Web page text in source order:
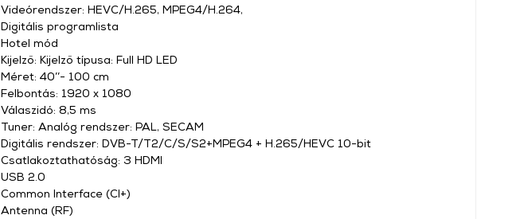
Videórendszer: HEVC/H.265, MPEG4/H.264,
Digitális programlista
Hotel mód
Kijelző: Kijelző típusa: Full HD LED
Méret: 40’’- 100 cm
Felbontás: 1920 x 1080
Válaszidó: 8,5 ms
Tuner: Analóg rendszer: PAL, SECAM
Digitális rendszer: DVB-T/T2/C/S/S2+MPEG4 + H.265/HEVC 10-bit
Csatlakoztathatóság: 3 HDMI
USB 2.0
Common Interface (CI+)
Antenna (RF)